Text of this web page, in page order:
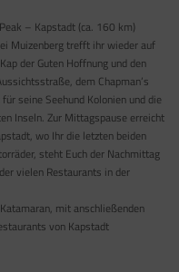
– Kapstadt (ca. 160 km)
Muizenberg trefft ihr wieder auf
der Guten Hoffnung und den
dem Chapman’s
seine Seehund Kolonien und die
Inseln. Zur Mittagspause erreicht
wo Ihr die letzten beiden
steht Euch der Nachmittag
vielen Restaurants in der
mit anschließenden
von Kapstadt